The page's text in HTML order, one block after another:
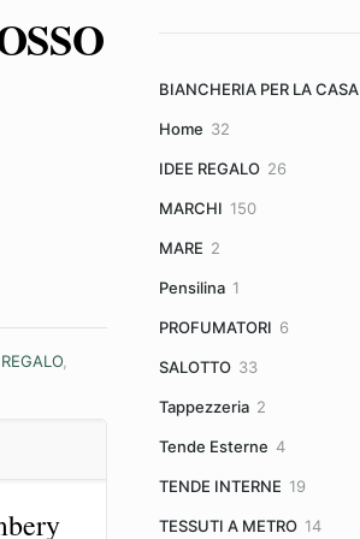
BIANCHERIA PER LA CASA
Home 3232
IDEE REGALO 2626
MARCHI 150150
MARE 22
Pensilina 11
PROFUMATORI 66
SALOTTO 3333
Tappezzeria 22
Tende Esterne 44
TENDE INTERNE 1919
TESSUTI A METRO 1414